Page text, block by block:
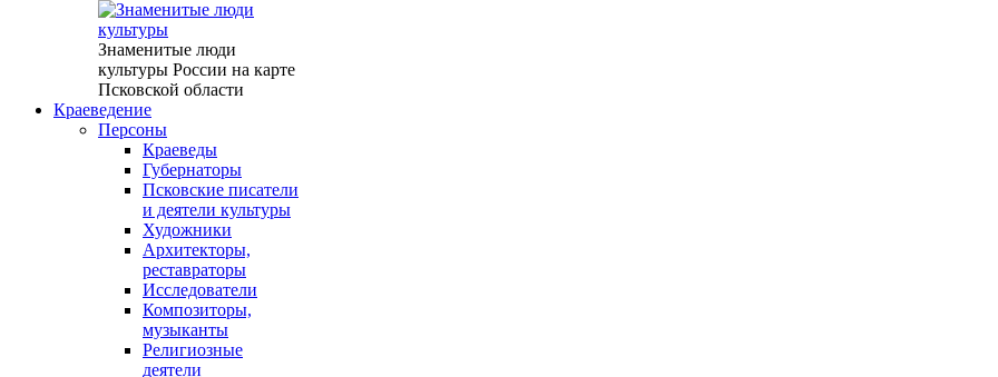
Знаменитые люди
культуры России на карте
Псковской области
Краеведение
Персоны
Краеведы
Губернаторы
Псковские писатели
и деятели культуры
Художники
Архитекторы,
реставраторы
Исследователи
Композиторы,
музыканты
Религиозные
деятели